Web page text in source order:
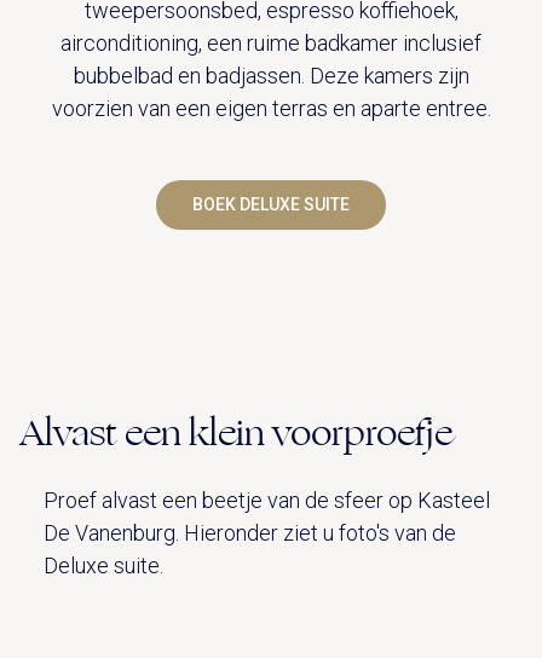
tweepersoonsbed, espresso koffiehoek,
airconditioning, een ruime badkamer inclusief
bubbelbad en badjassen. Deze kamers zijn
voorzien van een eigen terras en aparte entree.
BOEK DELUXE SUITE
Alvast een klein voorproefje
Proef alvast een beetje van de sfeer op Kasteel
De Vanenburg. Hieronder ziet u foto's van de
Deluxe suite.